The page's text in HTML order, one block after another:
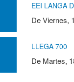
EEI LANGA
DeViernes,
LLEGA 700
De Martes,